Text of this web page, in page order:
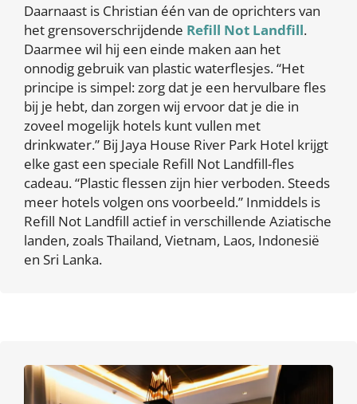
Daarnaast is Christian één van de oprichters van
het grensoverschrijdende Refill Not Landfill.
Daarmee wil hij een einde maken aan het
onnodig gebruik van plastic waterflesjes. “Het
principe is simpel: zorg dat je een hervulbare fles
bij je hebt, dan zorgen wij ervoor dat je die in
zoveel mogelijk hotels kunt vullen met
drinkwater.” Bij Jaya House River Park Hotel krijgt
elke gast een speciale Refill Not Landfill-fles
cadeau. “Plastic flessen zijn hier verboden. Steeds
meer hotels volgen ons voorbeeld.” Inmiddels is
Refill Not Landfill actief in verschillende Aziatische
landen, zoals Thailand, Vietnam, Laos, Indonesië
en Sri Lanka.